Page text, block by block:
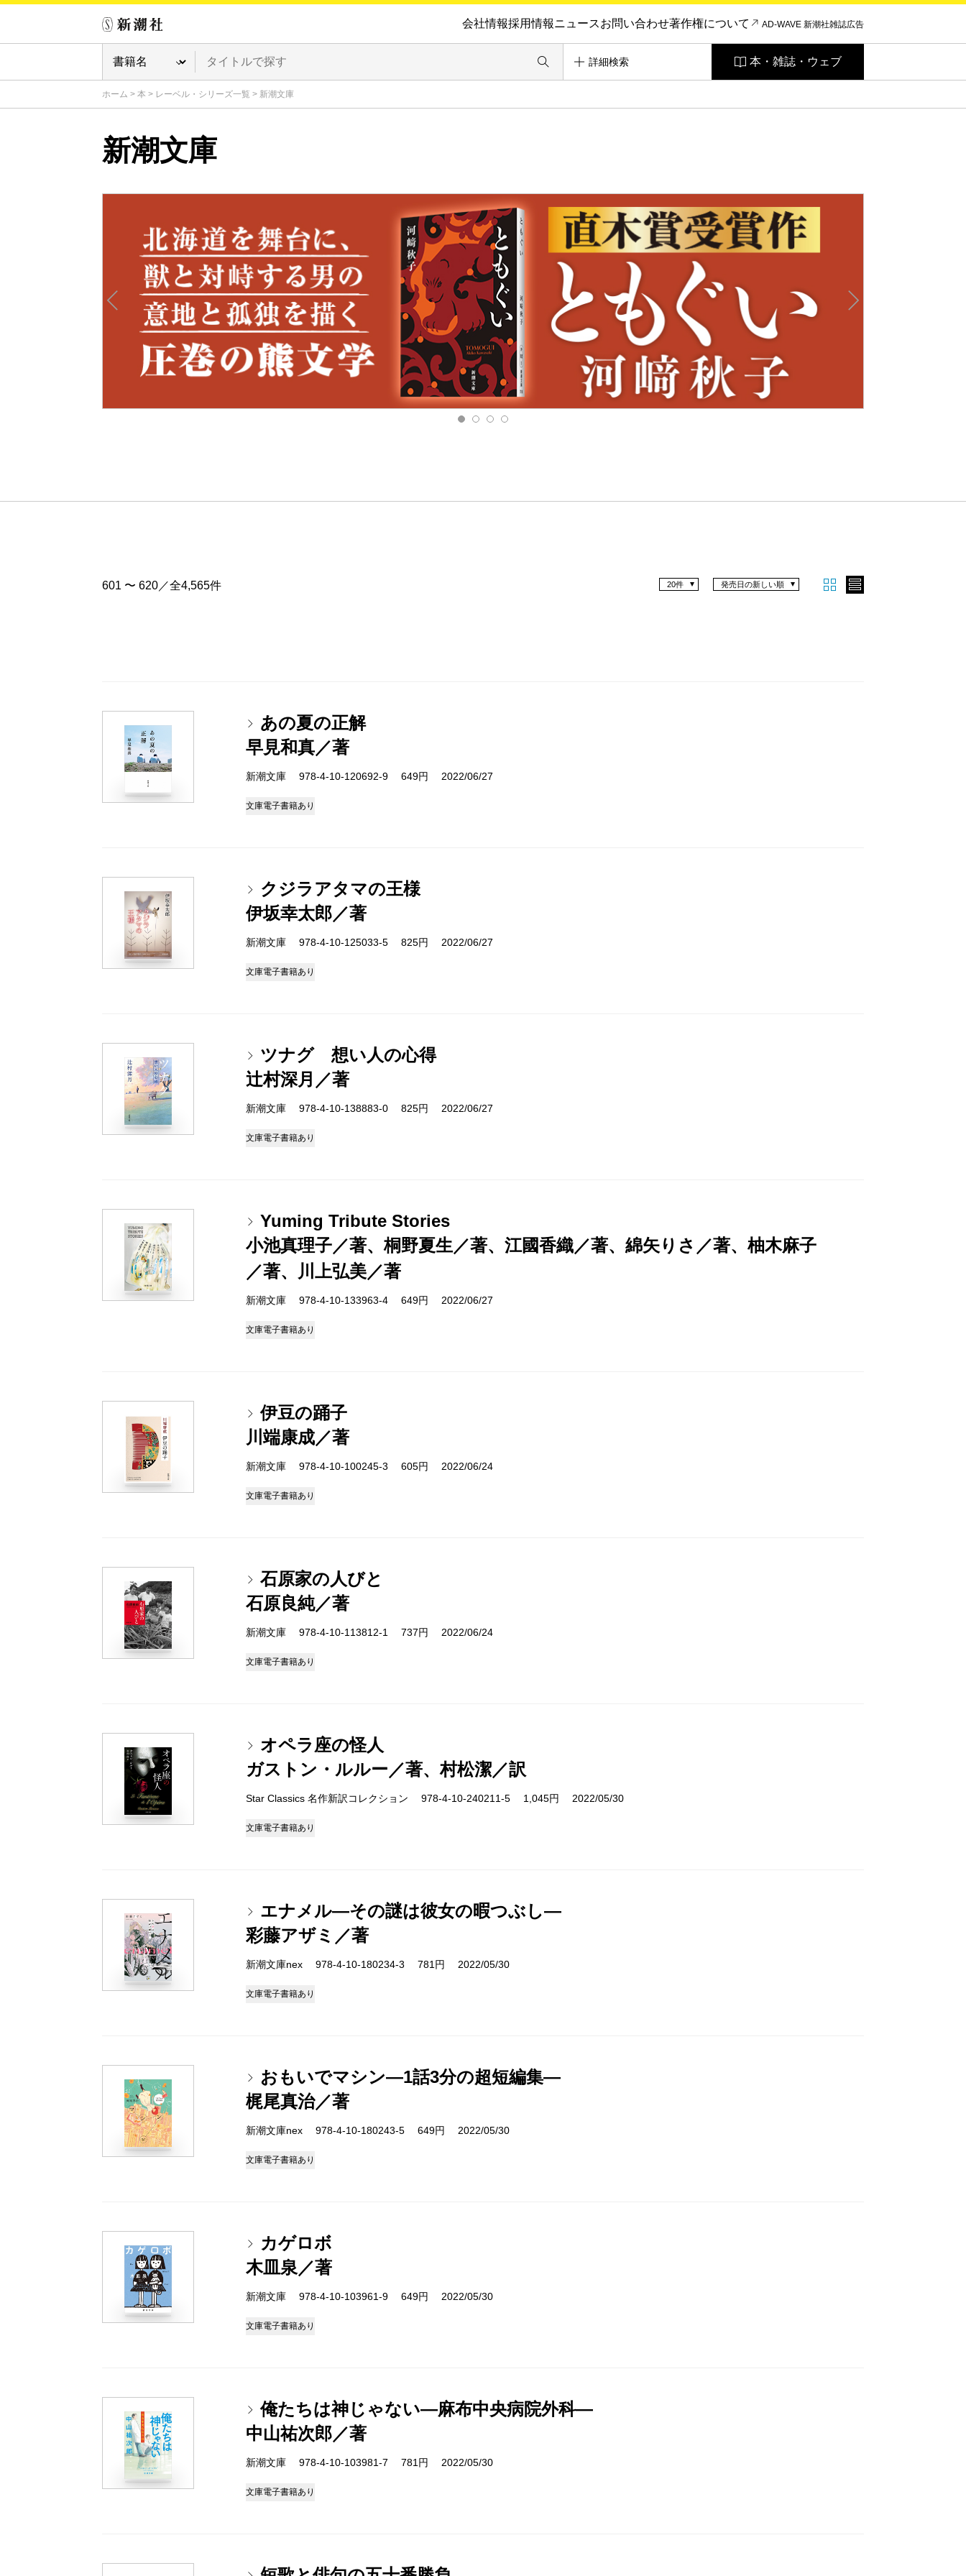
会社情報採用情報ニュースお問い合わせ著作権について AD-WAVE 新潮社雑誌広告
詳細検索 本・雑誌・ウェブ
ホーム > 本 > レーベル・シリーズ一覧 > 新潮文庫
新潮文庫
601 〜 620／全4,565件 発売日の新しい順
20件
あの夏の正解
早見和真／著
新潮文庫 978-4-10-120692-9 649円 2022/06/27
文庫電子書籍あり
クジラアタマの王様
伊坂幸太郎／著
新潮文庫 978-4-10-125033-5 825円 2022/06/27
文庫電子書籍あり
ツナグ 想い人の心得
辻村深月／著
新潮文庫 978-4-10-138883-0 825円 2022/06/27
文庫電子書籍あり
Yuming Tribute Stories
小池真理子／著、桐野夏生／著、江國香織／著、綿矢りさ／著、柚木麻子
／著、川上弘美／著
新潮文庫 978-4-10-133963-4 649円 2022/06/27
文庫電子書籍あり
伊豆の踊子
川端康成／著
新潮文庫 978-4-10-100245-3 605円 2022/06/24
文庫電子書籍あり
石原家の人びと
石原良純／著
新潮文庫 978-4-10-113812-1 737円 2022/06/24
文庫電子書籍あり
オペラ座の怪人
ガストン・ルルー／著、村松潔／訳
Star Classics 名作新訳コレクション 978-4-10-240211-5 1,045円 2022/05/30
文庫電子書籍あり
エナメル―その謎は彼女の暇つぶし―
彩藤アザミ／著
新潮文庫nex 978-4-10-180234-3 781円 2022/05/30
文庫電子書籍あり
おもいでマシン―1話3分の超短編集―
梶尾真治／著
新潮文庫nex 978-4-10-180243-5 649円 2022/05/30
文庫電子書籍あり
カゲロボ
木皿泉／著
新潮文庫 978-4-10-103961-9 649円 2022/05/30
文庫電子書籍あり
俺たちは神じゃない―麻布中央病院外科―
中山祐次郎／著
新潮文庫 978-4-10-103981-7 781円 2022/05/30
文庫電子書籍あり